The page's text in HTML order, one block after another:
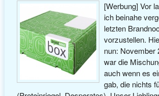
[Werbung] Vor
ich beinahe
letzten
vorzustellen.
nun: November
war die
auch wenn es
gab, die nichts